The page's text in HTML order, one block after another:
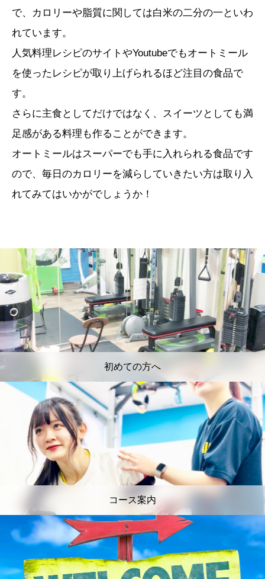
で、カロリーや脂質に関しては白米の二分の一といわ
れています。
人気料理レシピのサイトやYoutubeでもオートミール
を使ったレシピが取り上げられるほど注目の食品で
す。
さらに主食としてだけではなく、スイーツとしても満
足感がある料理も作ることができます。
オートミールはスーパーでも手に入れられる食品です
ので、毎日のカロリーを減らしていきたい方は取り入
れてみてはいかがでしょうか！
初めての方へ
コース案内